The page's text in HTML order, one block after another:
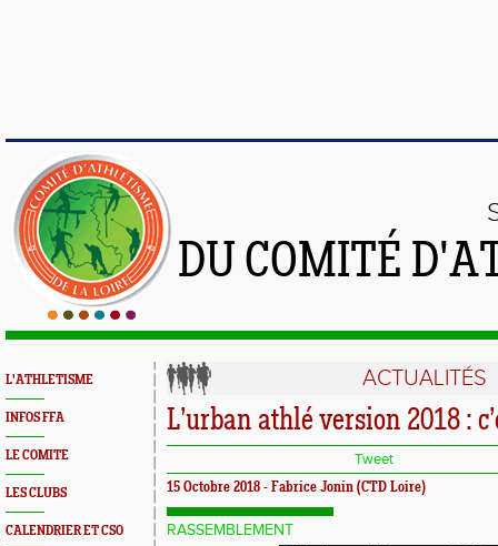
DU COMITÉ
L'ATHLETISME
INFOS FFA
LE COMITE
LES CLUBS
CALENDRIER ET CSO
ACTUALITÉS
L’urban athlé version 2018 :
Tweet
15 Octobre 2018 - Fabrice Jonin (CTD Loire)
RASSEMBLEMENT